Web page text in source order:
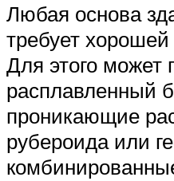
Любая основа
требует
Для этого может
расплавленный
проникающие
рубероида или